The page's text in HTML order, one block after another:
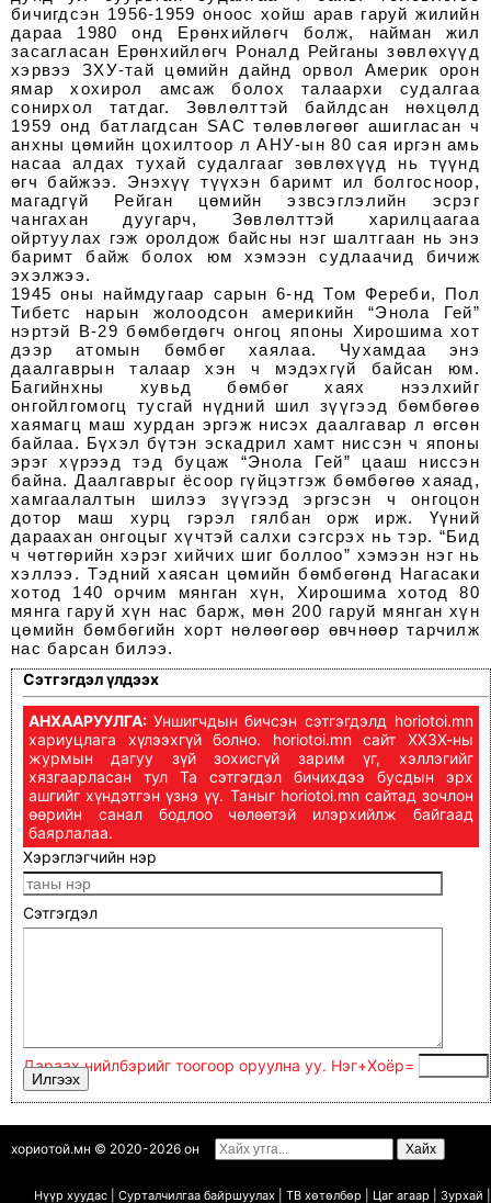
бичигдсэн 1956-1959 оноос хойш арав гаруй жилийн
дараа 1980 онд Ерөнхийлөгч болж, найман жил
засагласан Ерөнхийлөгч Роналд Рейганы зөвлөхүүд
хэрвээ ЗХУ-тай цөмийн дайнд орвол Америк орон
ямар хохирол амсаж болох талаархи судалгаа
сонирхол татдаг. Зөвлөлттэй байлдсан нөхцөлд
1959 онд батлагдсан SAC төлөвлөгөөг ашигласан ч
анхны цөмийн цохилтоор л АНУ-ын 80 сая иргэн амь
насаа алдах тухай судалгааг зөвлөхүүд нь түүнд
өгч байжээ. Энэхүү түүхэн баримт ил болгосноор,
магадгүй Рейган цөмийн эзвсэглэлийн эсрэг
чангахан дуугарч, Зөвлөлттэй харилцаагаа
ойртуулах гэж оролдож байсны нэг шалтгаан нь энэ
баримт байж болох юм хэмээн судлаачид бичиж
эхэлжээ.
1945 оны наймдугаар сарын 6-нд Том Фереби, Пол
Тибетс нарын жолоодсон америкийн “Энола Гей”
нэртэй В-29 бөмбөгдөгч онгоц японы Хирошима хот
дээр атомын бөмбөг хаялаа. Чухамдаа энэ
даалгаврын талаар хэн ч мэдэхгүй байсан юм.
Багийнхны хувьд бөмбөг хаях нээлхийг
онгойлгомогц тусгай нүдний шил зүүгээд бөмбөгөө
хаямагц маш хурдан эргэж нисэх даалгавар л өгсөн
байлаа. Бүхэл бүтэн эскадрил хамт ниссэн ч японы
эрэг хүрээд тэд буцаж “Энола Гей” цааш ниссэн
байна. Даалгаврыг ёсоор гүйцэтгэж бөмбөгөө хаяад,
хамгаалалтын шилээ зүүгээд эргэсэн ч онгоцон
дотор маш хурц гэрэл гялбан орж ирж. Үүний
дараахан онгоцыг хүчтэй салхи сэгсрэх нь тэр. “Бид
ч чөтгөрийн хэрэг хийчих шиг боллоо” хэмээн нэг нь
хэллээ. Тэдний хаясан цөмийн бөмбөгөнд Нагасаки
хотод 140 орчим мянган хүн, Хирошима хотод 80
мянга гаруй хүн нас барж, мөн 200 гаруй мянган хүн
цөмийн бөмбөгийн хорт нөлөөгөөр өвчнөөр тарчилж
нас барсан билээ.
Сэтгэгдэл үлдээх
АНХААРУУЛГА: Уншигчдын бичсэн сэтгэгдэлд horiotoi.mn
хариуцлага хүлээхгүй болно. horiotoi.mn сайт ХХЗХ-ны
журмын дагуу зүй зохисгүй зарим үг, хэллэгийг
хязгаарласан тул Та сэтгэгдэл бичихдээ бусдын эрх
ашгийг хүндэтгэн үзнэ үү. Таныг horiotoi.mn сайтад зочлон
өөрийн санал бодлоо чөлөөтэй илэрхийлж байгаад
баярлалаа.
Хэрэглэгчийн нэр
Сэтгэгдэл
Дараах нийлбэрийг тоогоор оруулна уу. Нэг+Xoёp=
хориотой.мн © 2020-2026 он
Нүүр хуудас Сурталчилгаа байршуулах ТВ хөтөлбөр Цаг агаар Зурхай